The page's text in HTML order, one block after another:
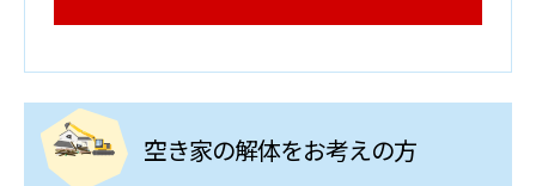
空き家の解体をお考えの方